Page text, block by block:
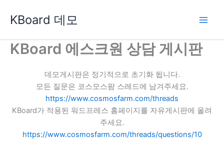
로
KBoard 데모
KBoard 에스크원 상담 게시판
데모게시판은 정기적으로 초기화 됩니다.
모든 질문은 코스모스팜 스레드에 남겨주세요.
https://www.cosmosfarm.com/threads
KBoard가 적용된 워드프레스 홈페이지를 자유게시판에 올려
주세요.
https://www.cosmosfarm.com/threads/questions/10